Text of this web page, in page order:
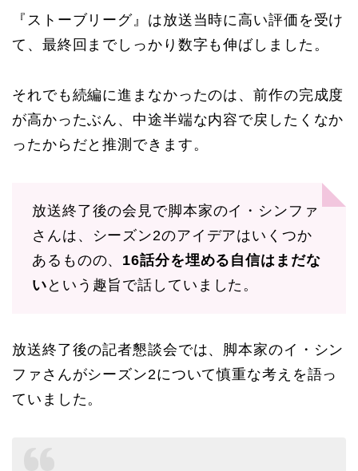
『ストーブリーグ』は放送当時に高い評価を受け
て、最終回までしっかり数字も伸ばしました。
それでも続編に進まなかったのは、前作の完成度
が高かったぶん、中途半端な内容で戻したくなか
ったからだと推測できます。
放送終了後の会見で脚本家のイ・シンファ
さんは、シーズン2のアイデアはいくつか
あるものの、 16話分を埋める自信はまだな
い という趣旨で話していました。
放送終了後の記者懇談会では、脚本家のイ・シン
ファさんがシーズン2について慎重な考えを語っ
ていました。